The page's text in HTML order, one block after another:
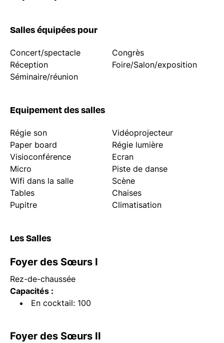
Salles équipées pour
Concert/spectacle
Congrès
Réception
Foire/Salon/exposition
Séminaire/réunion
Equipement des salles
Régie son
Vidéoprojecteur
Paper board
Régie lumière
Visioconférence
Ecran
Micro
Piste de danse
Wifi dans la salle
Scène
Tables
Chaises
Pupitre
Climatisation
Les Salles
Foyer des Sœurs I
Rez-de-chaussée
Capacités :
En cocktail: 100
Foyer des Sœurs II